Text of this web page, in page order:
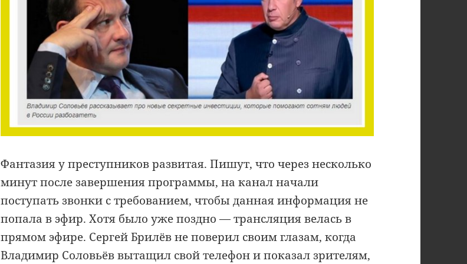
Фантазия у преступников развитая. Пишут, что через несколько
минут после завершения программы, на канал начали
поступать звонки с требованием, чтобы данная информация не
попала в эфир. Хотя было уже поздно — трансляция велась в
прямом эфире. Сергей Брилёв не поверил своим глазам, когда
Владимир Соловьёв вытащил свой телефон и показал зрителям,